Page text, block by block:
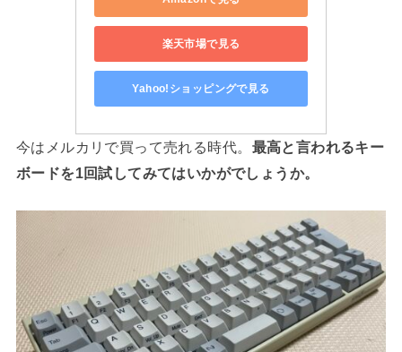
楽天市場で見る
Yahoo!ショッピングで見る
今はメルカリで買って売れる時代。 最高と言われるキー
ボードを1回試してみてはいかがでしょうか。